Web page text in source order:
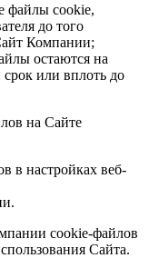
файлы cookie,
до того
Компании;
остаются на
срок или вплоть до
на Сайте
в настройках веб-
cookie-файлов
Сайта.